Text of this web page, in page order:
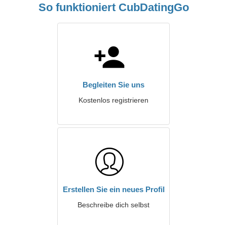
So funktioniert CubDatingGo
Begleiten Sie uns
Kostenlos registrieren
Erstellen Sie ein neues Profil
Beschreibe dich selbst